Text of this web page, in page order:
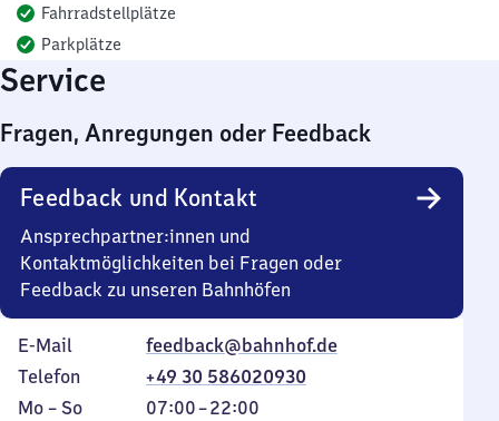
Fahrradstellplätze
Parkplätze
Service
Fragen, Anregungen oder Feedback
Feedback und Kontakt
Ansprechpartner:innen und
Kontaktmöglichkeiten bei Fragen oder
Feedback zu unseren Bahnhöfen
E-Mail
feedback@bahnhof.de
Telefon
+49 30 586020930
Montag
Mo – So,
07:00–22:00
Von